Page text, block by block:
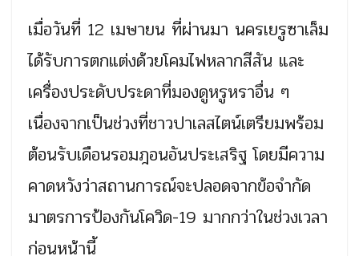
เมื่อวันที่ 12 เมษายน ที่ผ่านมา นครเยรูซาเล็ม
ได้รับการตกแต่งด้วยโคมไฟหลากสีสัน และ
เครื่องประดับประดาที่มองดูหรูหราอื่น ๆ
เนื่องจากเป็นช่วงที่ชาวปาเลสไตน์เตรียมพร้อม
ต้อนรับเดือนรอมฎอนอันประเสริฐ โดยมีความ
คาดหวังว่าสถานการณ์จะปลอดจากข้อจำกัด
มาตรการป้องกันโควิด-19 มากกว่าในช่วงเวลา
ก่อนหน้านี้